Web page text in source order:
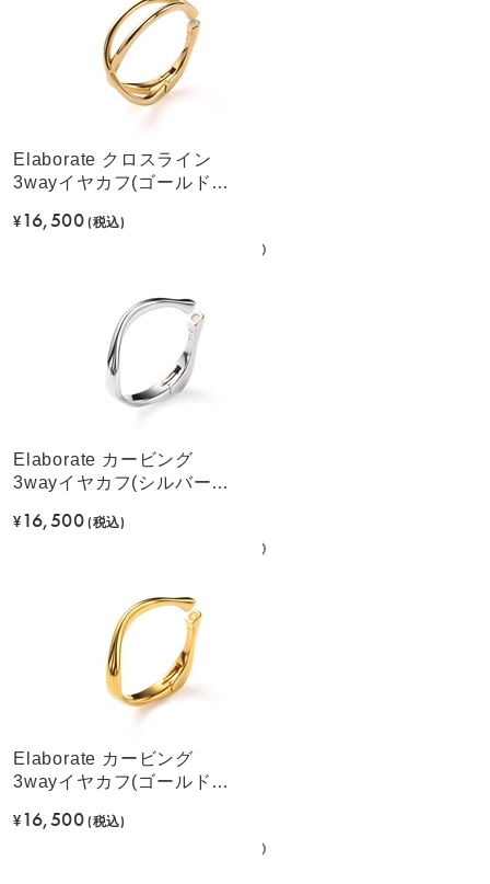
Elaborate クロスライン
3wayイヤカフ(ゴールドカ
¥ 16,500(税込)
Elaborate カービング
3wayイヤカフ(シルバーカ
¥ 16,500(税込)
Elaborate カービング
3wayイヤカフ(ゴールドカ
¥ 16,500(税込)